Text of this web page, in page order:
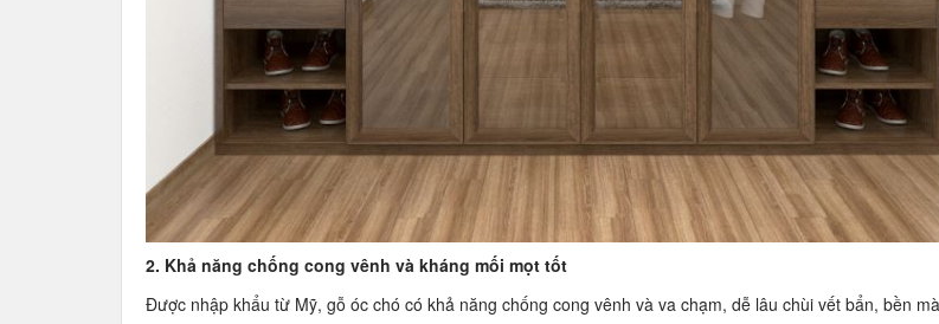
2. Khả năng chống cong vênh và kháng mối mọt tốt
Được nhập khẩu từ Mỹ, gỗ óc chó có khả năng chống cong vênh và va chạm, dễ lâu chùi vết bẩn, bền